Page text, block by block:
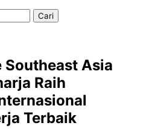
Southeast Asia
Raih
Terbaik